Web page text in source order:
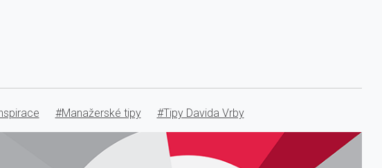
#Manažerské tipy #Tipy Davida Vrby